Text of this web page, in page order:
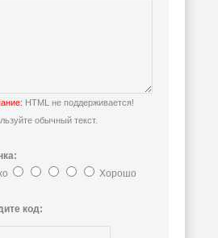
HTML не поддерживается!
обычный текст.
Хорошо
код: